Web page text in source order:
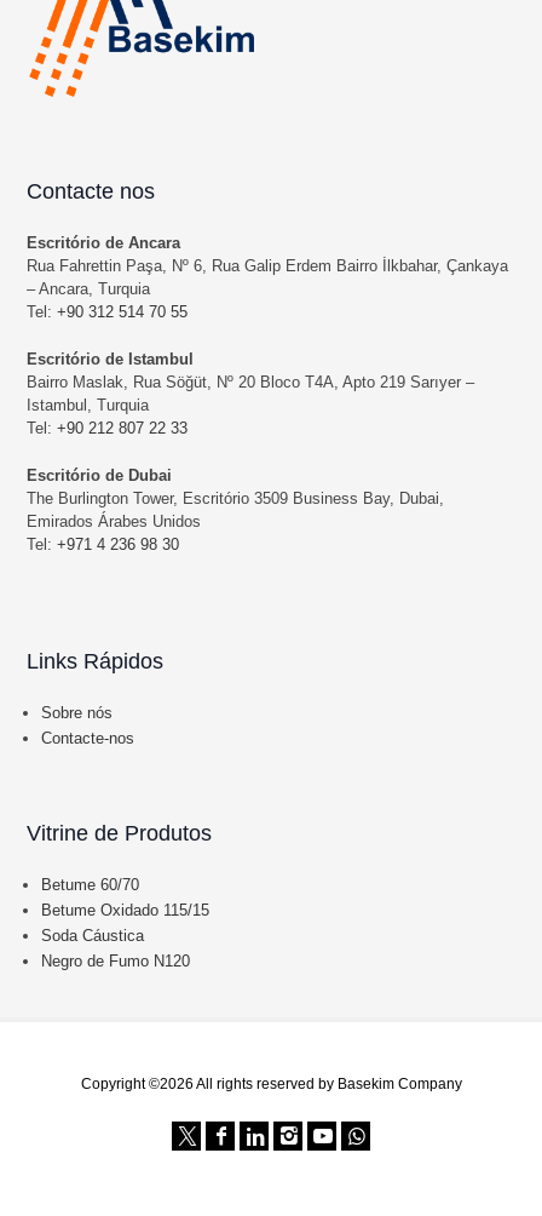
Contacte nos
Escritório de Ancara
Rua Fahrettin Paşa, Nº 6, Rua Galip Erdem Bairro İlkbahar, Çankaya
– Ancara, Turquia
Tel:+90 312 514 70 55
Escritório de Istambul
Bairro Maslak, Rua Söğüt, Nº 20 Bloco T4A, Apto 219 Sarıyer –
Istambul, Turquia
Tel:+90 212 807 22 33
Escritório de Dubai
The Burlington Tower, Escritório 3509 Business Bay, Dubai,
Emirados Árabes Unidos
Tel:+971 4 236 98 30
Links Rápidos
Sobre nós
Contacte-nos
Vitrine de Produtos
Betume 60/70
Betume Oxidado 115/15
Soda Cáustica
Negro de Fumo N120
Copyright ©2026 All rights reserved by Basekim Company